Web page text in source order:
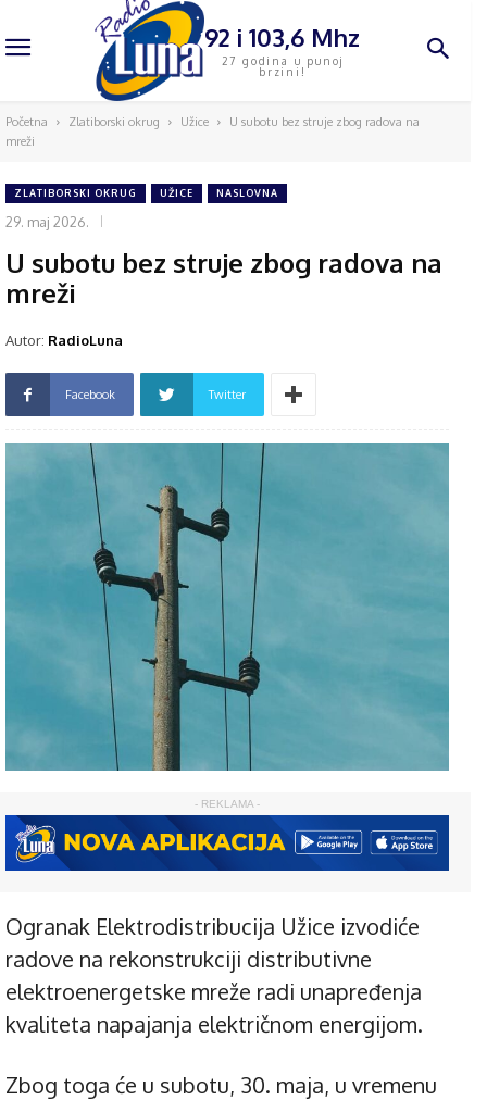
92 i 103,6 Mhz
27 godina u punoj
brzini!
Početna Zlatiborski okrug Užice
U subotu bez struje zbog radova na
mreži
ZLATIBORSKI OKRUG UŽICE NASLOVNA
29. maj 2026.
U subotu bez struje zbog radova na
mreži
Autor: RadioLuna
Facebook Twitter
- REKLAMA -
Ogranak Elektrodistribucija Užice izvodiće
radove na rekonstrukciji distributivne
elektroenergetske mreže radi unapređenja
kvaliteta napajanja električnom energijom.
Zbog toga će u subotu, 30. maja, u vremenu